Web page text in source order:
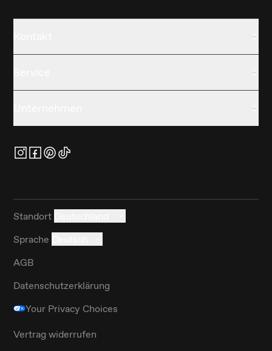
Standort
Sprache
AGB
Datenschutzerklärung
Your Privacy Choices
Vertrag widerrufen